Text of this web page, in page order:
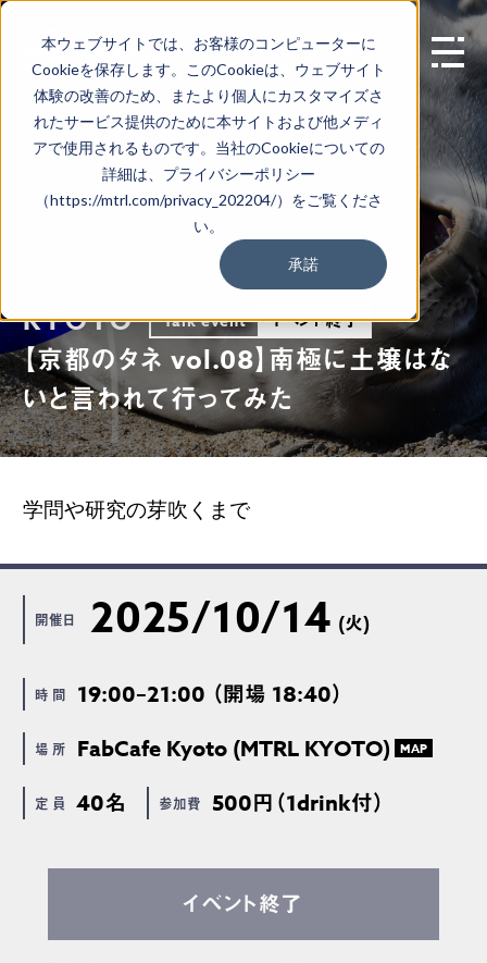
本ウェブサイトでは、お客様のコンピューターに
Cookieを保存します。このCookieは、ウェブサイト
体験の改善のため、またより個人にカスタマイズさ
れたサービス提供のために本サイトおよび他メディ
アで使用されるものです。当社のCookieについての
詳細は、プライバシーポリシー
（https://mtrl.com/privacy_202204/）をご覧くださ
い。
承諾
EN
KYOTO Talk event イベント終了
【京都のタネ vol.08】南極に土壌はな
いと言われて行ってみた
学問や研究の芽吹くまで
開催日 2025/10/14 (火)
時 間 19:00–21:00 （開場 18:40）
場 所 FabCafe Kyoto (MTRL KYOTO) MAP
定 員 40名 参加費 500円（1drink付）
イベント終了